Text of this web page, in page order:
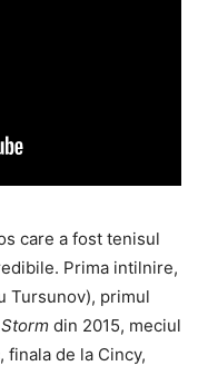
care a fost tenisul
Prima intilnire,
Tursunov), primul
din 2015, meciul
finala de la Cincy,